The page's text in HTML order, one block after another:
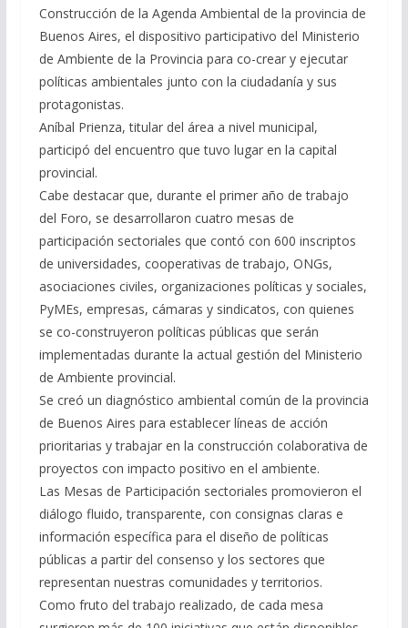
Construcción de la Agenda Ambiental de la provincia de
Buenos Aires, el dispositivo participativo del Ministerio
de Ambiente de la Provincia para co-crear y ejecutar
políticas ambientales junto con la ciudadanía y sus
protagonistas.
Aníbal Prienza, titular del área a nivel municipal,
participó del encuentro que tuvo lugar en la capital
provincial.
Cabe destacar que, durante el primer año de trabajo
del Foro, se desarrollaron cuatro mesas de
participación sectoriales que contó con 600 inscriptos
de universidades, cooperativas de trabajo, ONGs,
asociaciones civiles, organizaciones políticas y sociales,
PyMEs, empresas, cámaras y sindicatos, con quienes
se co-construyeron políticas públicas que serán
implementadas durante la actual gestión del Ministerio
de Ambiente provincial.
Se creó un diagnóstico ambiental común de la provincia
de Buenos Aires para establecer líneas de acción
prioritarias y trabajar en la construcción colaborativa de
proyectos con impacto positivo en el ambiente.
Las Mesas de Participación sectoriales promovieron el
diálogo fluido, transparente, con consignas claras e
información específica para el diseño de políticas
públicas a partir del consenso y los sectores que
representan nuestras comunidades y territorios.
Como fruto del trabajo realizado, de cada mesa